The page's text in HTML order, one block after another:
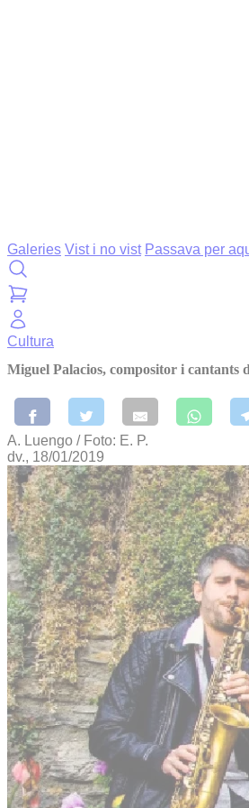
Galeries Vist i no vist Passava per
Cultura
Miguel Palacios, compositor i cantants
A. Luengo / Foto: E. P.
dv., 18/01/2019